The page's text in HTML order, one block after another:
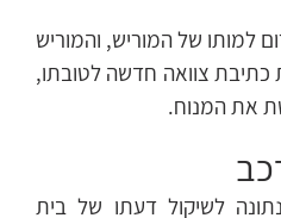
למותו של המוריש, והמוריש
צוואה חדשה לטובתו,
את המנוח.
לשיקול דעתו של בית